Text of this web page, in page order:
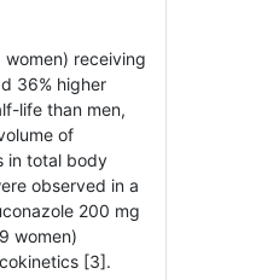
receiving
36% higher
life than men,
of
in total body
observed in a
200 mg
women)
[3].